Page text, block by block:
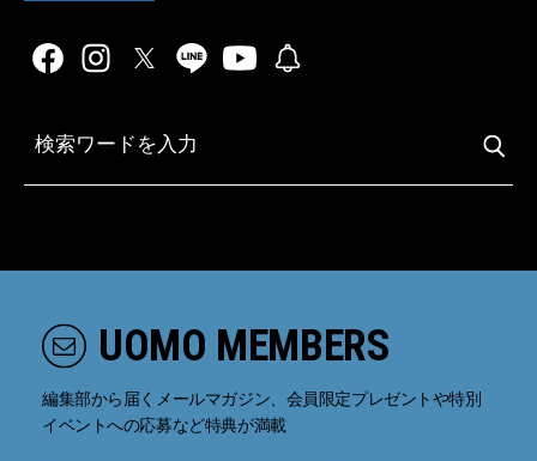
UOMO MEMBERS
編集部から届くメールマガジン、会員限定プレゼントや特別
イベントへの応募など特典が満載